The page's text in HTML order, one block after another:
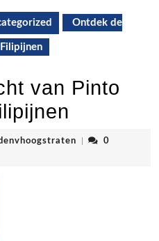
Ontdek de
van Pinto
cdenvhoogstraten
0